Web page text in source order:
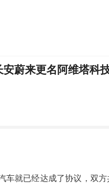
蔚来更名阿维塔科
车就已经达成了协议，双